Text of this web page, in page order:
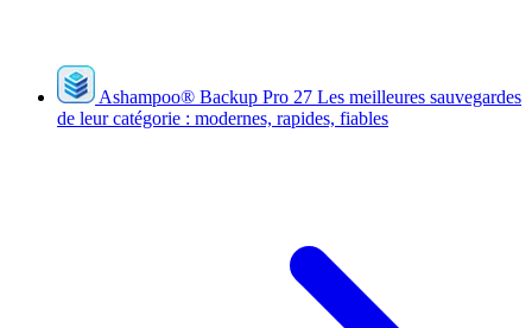
Ashampoo® Backup Pro 27 Les meilleures sauvegardes
de leur catégorie : modernes, rapides, fiables